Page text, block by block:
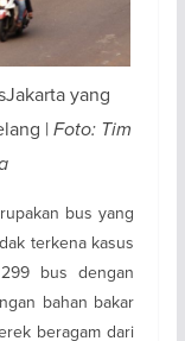
yang
|Foto: Tim
bus yang
terkena kasus
bus dengan
bahan bakar
beragam dari